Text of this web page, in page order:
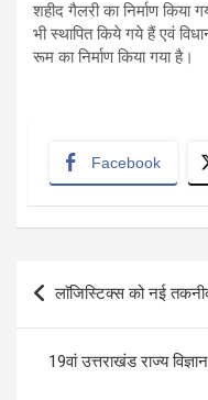
शहीद गैलरी का निर्माण किया
भी स्थापित किये गये हैं एवं
रूम का निर्माण किया गया है।
Facebook
Post
navigation
लाॅजिस्टिक्स को नई
19वां उत्तराखंड राज्य